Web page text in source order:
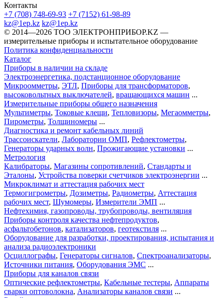
Контакты
+7 (708) 748-69-93 +7 (7152) 61-98-89
kz@1ep.kz kz@1ep.kz
©️ 2014—2026 ТОО ЭЛЕКТРОНПРИБОР.KZ —
измерительные приборы и испытательное оборудование
Политика конфиденциальности
Каталог
Приборы в наличии на складе
Электроэнергетика, подстанционное оборудование
Микроомметры, ЭТЛ, Приборы для трансформаторов,
высоковольтных выключателей, вращающихся машин ...
Измерительные приборы общего назначения
Мультиметры, Токовые клещи, Тепловизоры, Мегаомметры,
Пирометры, Толщиномеры ...
Диагностика и ремонт кабельных линий
Трассоискатели, Лаборатории ОМП, Рефлектометры,
Генераторы ударных волн, Прожигающие установки ...
Метрология
Калибраторы, Магазины сопротивлений, Стандарты и
Эталоны, Устройства поверки счетчиков электроэнергии ...
Микроклимат и аттестация рабочих мест
Термогигрометры, Дозиметры, Радиометры, Аттестация
рабочих мест, Шумомеры, Измерители ЭМП ...
Нефтехимия, газопроводы, трубопроводы, вентиляция
Приборы контроля качества нефтепродуктов,
асфальтобетонов, катализаторов, геотекстиля ...
Оборудование для разработки, проектирования, испытания и
анализа радиоэлектроники
Осциллографы, Генераторы сигналов, Спектроанализаторы,
Источники питания, Оборудования ЭМС ...
Приборы для каналов связи
Оптические рефлектометры, Кабельные тестеры, Аппараты
сварки оптоволокна, Анализаторы каналов связи ...